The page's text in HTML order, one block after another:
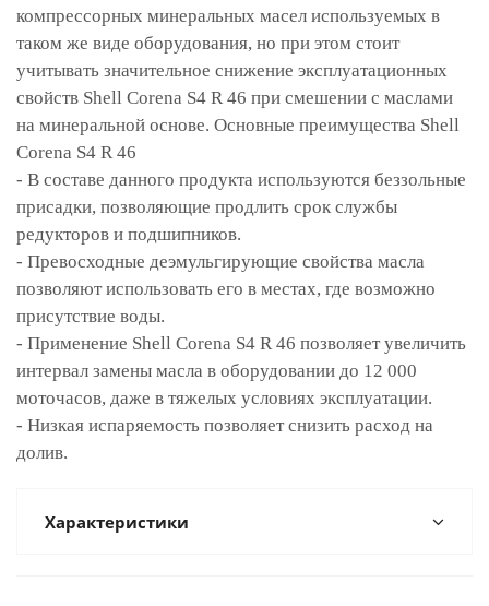
компрессорных минеральных масел используемых в
таком же виде оборудования, но при этом стоит
учитывать значительное снижение эксплуатационных
свойств Shell Corena S4 R 46 при смешении с маслами
на минеральной основе. Основные преимущества Shell
Corena S4 R 46
- В составе данного продукта используются беззольные
присадки, позволяющие продлить срок службы
редукторов и подшипников.
- Превосходные деэмульгирующие свойства масла
позволяют использовать его в местах, где возможно
присутствие воды.
- Применение Shell Corena S4 R 46 позволяет увеличить
интервал замены масла в оборудовании до 12 000
моточасов, даже в тяжелых условиях эксплуатации.
- Низкая испаряемость позволяет снизить расход на
долив.
Характеристики